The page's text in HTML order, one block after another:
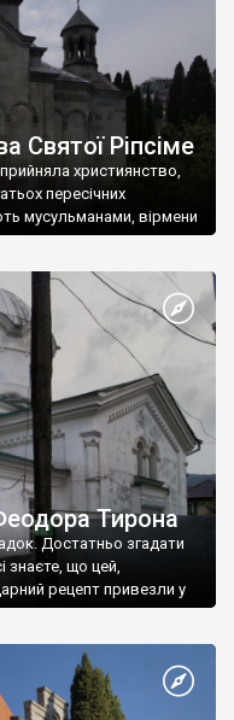
Святої Ріпсіме
християнство,
пересічних
мусульманами, вірмени
Тирона
Достатньо згадати
знаєте, що цей,
рецепт привезли у